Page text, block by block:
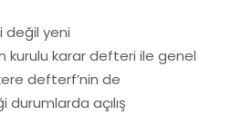
yeni
kurulu karar defteri ile genel
defterf’nin de
açılış